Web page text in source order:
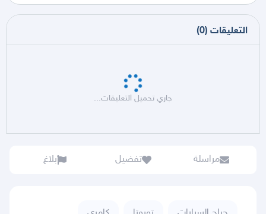
التعليقات (
0
)
جاري تحميل التعليقات...
مراسلة تفضيل بلاغ